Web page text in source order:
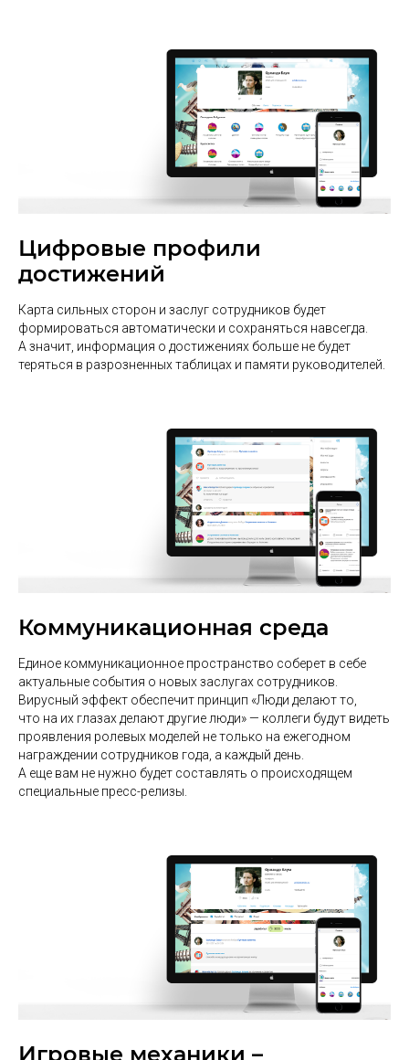
Цифровые профили
достижений
Карта сильных сторон и заслуг сотрудников будет
формироваться автоматически и сохраняться навсегда.
А значит, информация о достижениях больше не будет
теряться в разрозненных таблицах и памяти руководителей.
Коммуникационная среда
Единое коммуникационное пространство соберет в себе
актуальные события о новых заслугах сотрудников.
Вирусный эффект обеспечит принцип «Люди делают то,
что на их глазах делают другие люди» — коллеги будут видеть
проявления ролевых моделей не только на ежегодном
награждении сотрудников года, а каждый день.
А еще вам не нужно будет составлять о происходящем
специальные пресс-релизы.
Игровые механики –